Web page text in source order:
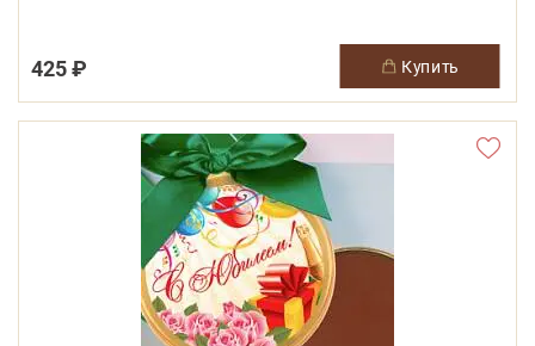
425 ₽ купить